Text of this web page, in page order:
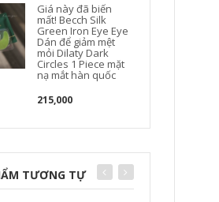
Giá này đã biến
mất! Becch Silk
Green Iron Eye Eye
Dán để giảm mệt
mỏi Dilaty Dark
Circles 1 Piece mặt
nạ mắt hàn quốc
215,000
TƯƠNG TỰ